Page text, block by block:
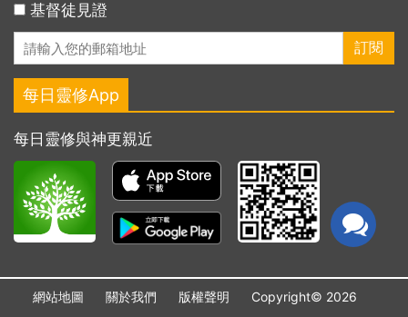
基督徒見證
每日靈修App
每日靈修與神更親近
網站地圖 關於我們 版權聲明 Copyright© 2026